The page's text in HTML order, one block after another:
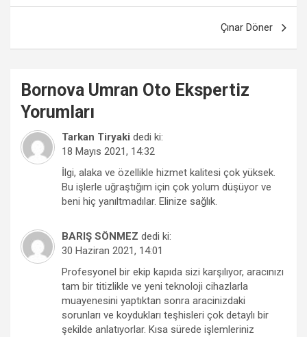
Çınar Döner
Bornova Umran Oto Ekspertiz
Yorumları
Tarkan Tiryaki dedi ki:
18 Mayıs 2021, 14:32
İlgi, alaka ve özellikle hizmet kalitesi çok yüksek.
Bu işlerle uğraştığım için çok yolum düşüyor ve
beni hiç yanıltmadılar. Elinize sağlık.
BARIŞ SÖNMEZ dedi ki:
30 Haziran 2021, 14:01
Profesyonel bir ekip kapıda sizi karşılıyor, aracınızı
tam bir titizlikle ve yeni teknoloji cihazlarla
muayenesini yaptıktan sonra aracinizdaki
sorunları ve koydukları teşhisleri çok detaylı bir
şekilde anlatıyorlar. Kısa sürede işlemleriniz